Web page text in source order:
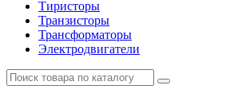
Тиристоры
Транзисторы
Трансформаторы
Электродвигатели